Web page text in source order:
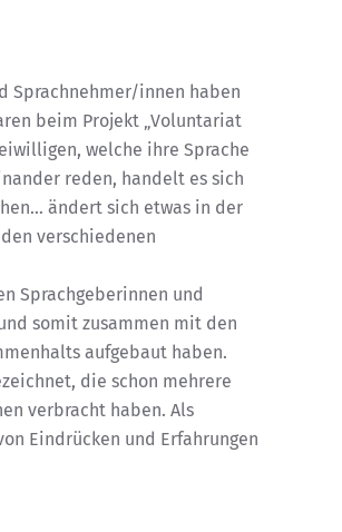
Sprachnehmer/innen haben
beim Projekt „Voluntariat
welche ihre Sprache
reden, handelt es sich
ändert sich etwas in der
verschiedenen
Sprachgeberinnen und
somit zusammen mit den
aufgebaut haben.
die schon mehrere
verbracht haben. Als
Eindrücken und Erfahrungen